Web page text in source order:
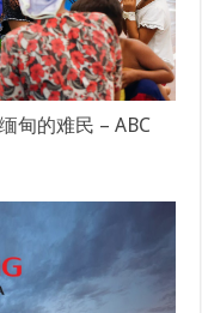
甸的难民 – ABC